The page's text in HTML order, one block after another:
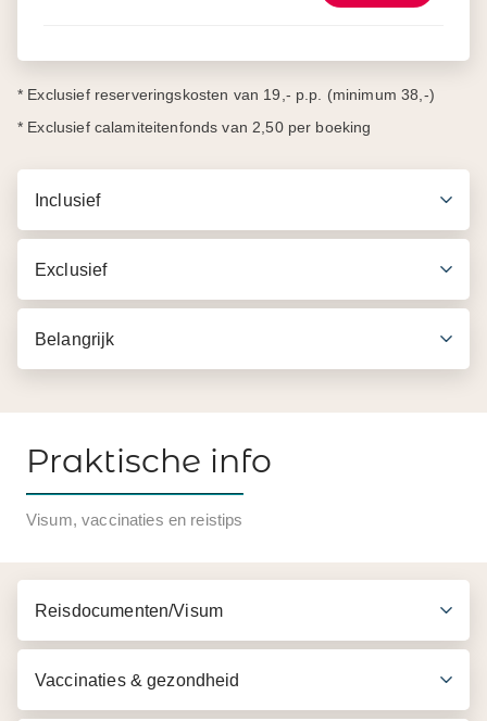
* Exclusief reserveringskosten van 19,- p.p. (minimum 38,-)
* Exclusief calamiteitenfonds van 2,50 per boeking
Inclusief
Exclusief
Belangrijk
Praktische info
Visum, vaccinaties en reistips
Reisdocumenten/Visum
Vaccinaties & gezondheid